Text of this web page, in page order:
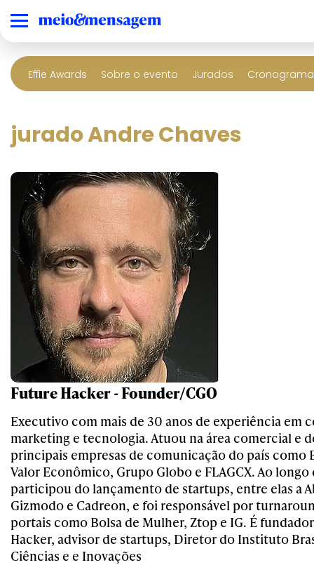
Effie Awards Sobre o evento Jurados
jurado Andre Chaves
Future Hacker - Founder/CGO
Executivo com mais de 30 anos de experiência em
marketing e tecnologia. Atuou na área comercial e
principais empresas de comunicação do país como
Valor Econômico, Grupo Globo e FLAGCX. Ao longo
participou do lançamento de startups, entre elas a
Gizmodo e Cadreon, e foi responsável por
portais como Bolsa de Mulher, Ztop e IG. É
Hacker, advisor de startups, Diretor do Instituto
Ciências e e Inovações